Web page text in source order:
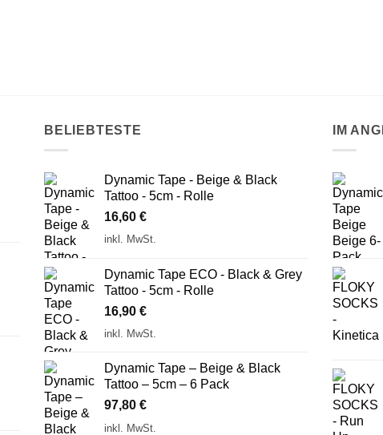
BELIEBTESTE
Dynamic Tape - Beige & Black
Tattoo - 5cm - Rolle
16,60 €
inkl. MwSt.
Dynamic Tape ECO - Black & Grey
Tattoo - 5cm - Rolle
16,90 €
inkl. MwSt.
Dynamic Tape – Beige & Black
Tattoo – 5cm – 6 Pack
97,80 €
inkl. MwSt.
IM